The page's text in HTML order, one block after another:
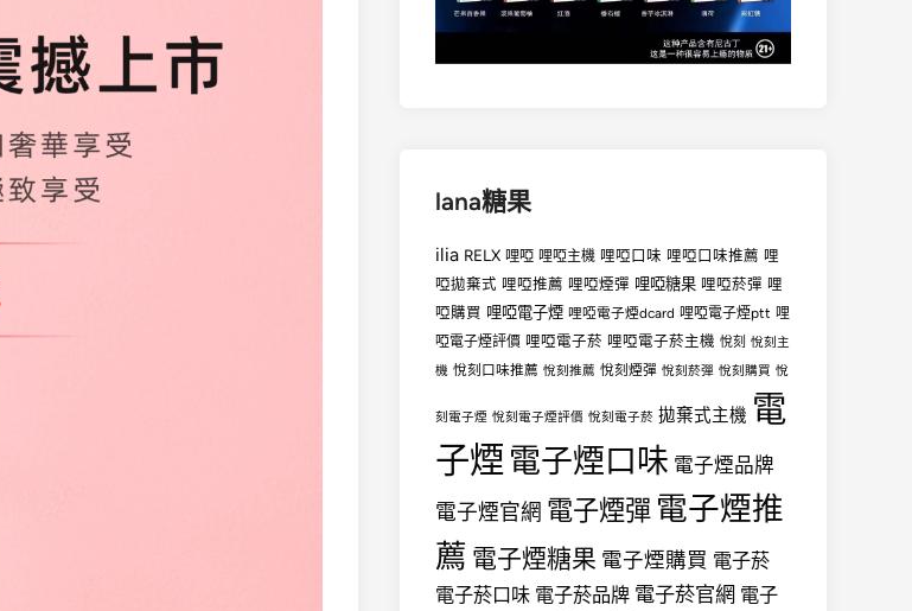
lana糖果
ilia RELX 哩啞 哩啞主機 哩啞口味 哩啞口味推薦 哩
啞拋棄式 哩啞推薦 哩啞煙彈 哩啞糖果 哩啞菸彈 哩
啞購買 哩啞電子煙 哩啞電子煙dcard 哩啞電子煙ptt 哩
啞電子煙評價 哩啞電子菸 哩啞電子菸主機 悅刻 悅刻主
機 悅刻口味推薦 悅刻推薦 悅刻煙彈 悅刻菸彈 悅刻購買 悅
刻電子煙 悅刻電子煙評價 悅刻電子菸 拋棄式主機 電
子煙 電子煙口味 電子煙品牌
電子煙官網 電子煙彈 電子煙推
薦 電子煙糖果 電子煙購買 電子菸
電子菸口味 電子菸品牌 電子菸官網 電子